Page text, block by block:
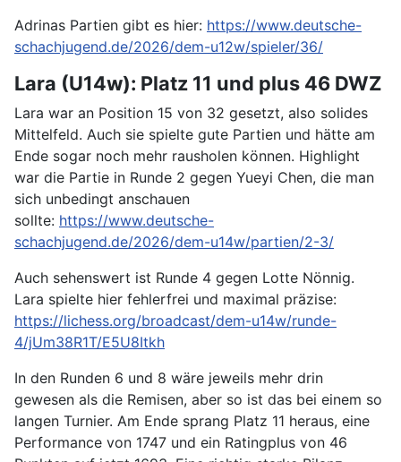
Adrinas Partien gibt es hier: https://www.deutsche-
schachjugend.de/2026/dem-u12w/spieler/36/
Lara (U14w): Platz 11 und plus 46 DWZ
Lara war an Position 15 von 32 gesetzt, also solides
Mittelfeld. Auch sie spielte gute Partien und hätte am
Ende sogar noch mehr rausholen können. Highlight
war die Partie in Runde 2 gegen Yueyi Chen, die man
sich unbedingt anschauen
sollte: https://www.deutsche-
schachjugend.de/2026/dem-u14w/partien/2-3/
Auch sehenswert ist Runde 4 gegen Lotte Nönnig.
Lara spielte hier fehlerfrei und maximal präzise:
https://lichess.org/broadcast/dem-u14w/runde-
4/jUm38R1T/E5U8Itkh
In den Runden 6 und 8 wäre jeweils mehr drin
gewesen als die Remisen, aber so ist das bei einem so
langen Turnier. Am Ende sprang Platz 11 heraus, eine
Performance von 1747 und ein Ratingplus von 46